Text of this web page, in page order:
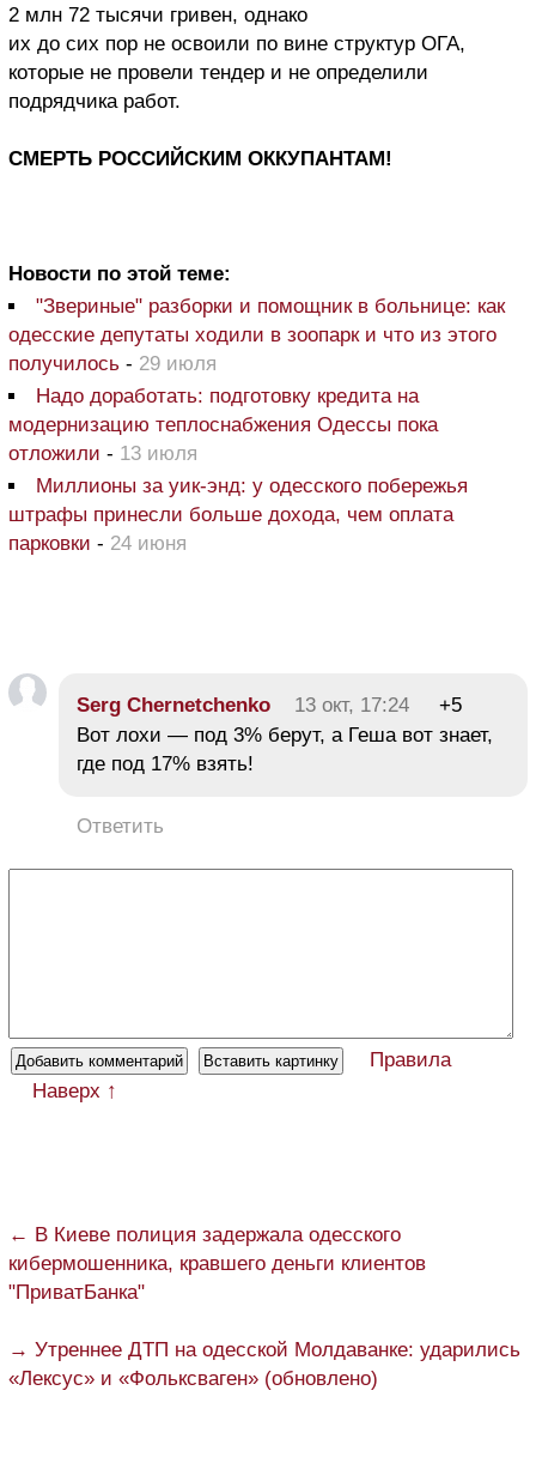
2 млн 72 тысячи гривен, однако
их до сих пор не освоили по вине структур ОГА,
которые не провели тендер и не определили
подрядчика работ.
СМЕРТЬ РОССИЙСКИМ ОККУПАНТАМ!
Новости по этой теме:
"Звериные" разборки и помощник в больнице: как
одесские депутаты ходили в зоопарк и что из этого
получилось - 29 июля
Надо доработать: подготовку кредита на
модернизацию теплоснабжения Одессы пока
отложили - 13 июля
Миллионы за уик-энд: у одесского побережья
штрафы принесли больше дохода, чем оплата
парковки - 24 июня
Serg Chernetchenko 13 окт, 17:24
+5
Вот лохи — под 3% берут, а Геша вот знает,
где под 17% взять!
Ответить
Правила
Наверх ↑
← В Киеве полиция задержала одесского
кибермошенника, кравшего деньги клиентов
"ПриватБанка"
→ Утреннее ДТП на одесской Молдаванке: ударились
«Лексус» и «Фольксваген» (обновлено)